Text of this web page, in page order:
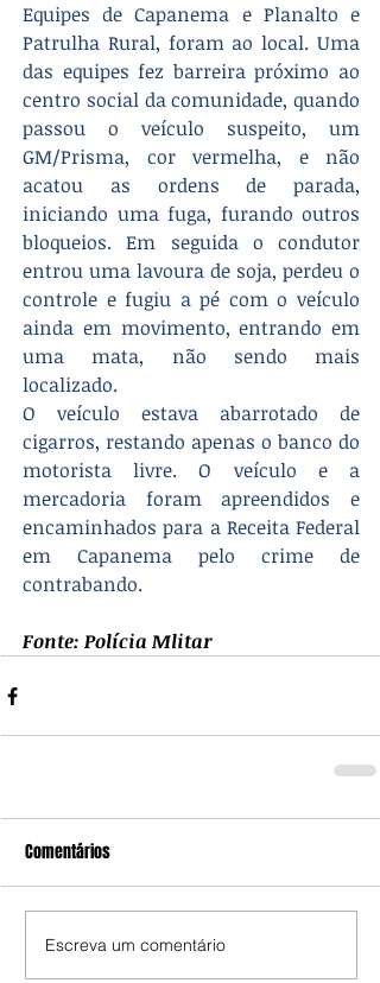
Equipes de Capanema e Planalto e
Patrulha Rural, foram ao local. Uma
das equipes fez barreira próximo ao
centro social da comunidade, quando
passou o veículo suspeito, um
GM/Prisma, cor vermelha, e não
acatou as ordens de parada,
iniciando uma fuga, furando outros
bloqueios. Em seguida o condutor
entrou uma lavoura de soja, perdeu o
controle e fugiu a pé com o veículo
ainda em movimento, entrando em
uma mata, não sendo mais
localizado.
O veículo estava abarrotado de
cigarros, restando apenas o banco do
motorista livre. O veículo e a
mercadoria foram apreendidos e
encaminhados para a Receita Federal
em Capanema pelo crime de
contrabando.
Fonte: Polícia Mlitar
Comentários
Escreva um comentário